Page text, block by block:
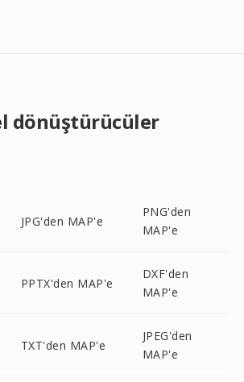
dönüştürücüler
JPG'den MAP'e
PNG'den
MAP'e
PPTX'den MAP'e
DXF'den
MAP'e
TXT'den MAP'e
JPEG'den
MAP'e